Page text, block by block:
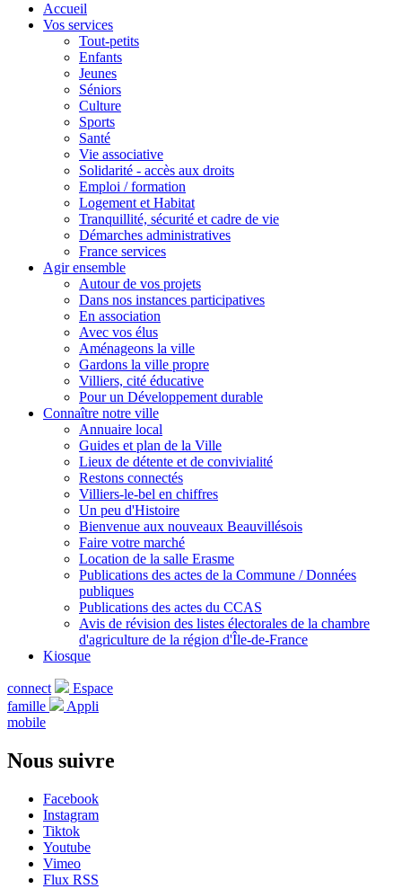
Accueil
Vos services
Tout-petits
Enfants
Jeunes
Séniors
Culture
Sports
Santé
Vie associative
Solidarité - accès aux droits
Emploi / formation
Logement et Habitat
Tranquillité, sécurité et cadre de vie
Démarches administratives
France services
Agir ensemble
Autour de vos projets
Dans nos instances participatives
En association
Avec vos élus
Aménageons la ville
Gardons la ville propre
Villiers, cité éducative
Pour un Développement durable
Connaître notre ville
Annuaire local
Guides et plan de la Ville
Lieux de détente et de convivialité
Restons connectés
Villiers-le-bel en chiffres
Un peu d'Histoire
Bienvenue aux nouveaux Beauvillésois
Faire votre marché
Location de la salle Erasme
Publications des actes de la Commune / Données
publiques
Publications des actes du CCAS
Avis de révision des listes électorales de la chambre
d'agriculture de la région d'Île-de-France
Kiosque
connect
Espace
famille
Appli
mobile
Nous suivre
Facebook
Instagram
Tiktok
Youtube
Vimeo
Flux RSS